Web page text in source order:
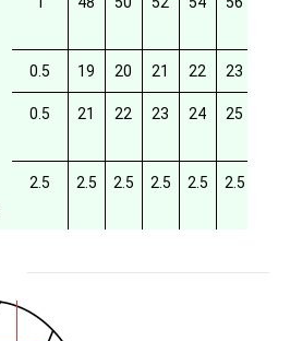
0.5 19 20 21 22 23
0.5 21 22 23 24 25
2.5 2.5 2.5 2.5 2.5 2.5